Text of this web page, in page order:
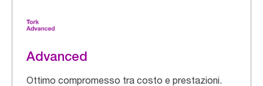
Advanced
Ottimo compromesso tra costo e prestazioni.